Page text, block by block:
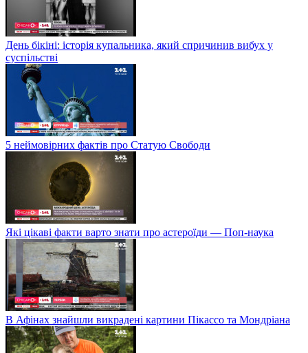
День бікіні: історія купальника, який спричинив вибух у
суспільстві
5 неймовірних фактів про Статую Свободи
Які цікаві факти варто знати про астероїди — Поп-наука
В Афінах знайшли викрадені картини Пікассо та Мондріана